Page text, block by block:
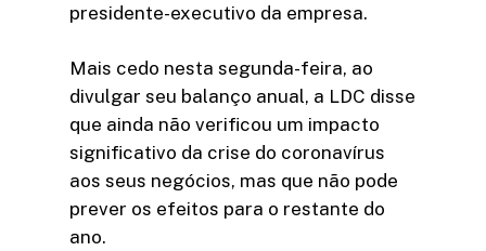
presidente-executivo da empresa.
Mais cedo nesta segunda-feira, ao
divulgar seu balanço anual, a LDC disse
que ainda não verificou um impacto
significativo da crise do coronavírus
aos seus negócios, mas que não pode
prever os efeitos para o restante do
ano.